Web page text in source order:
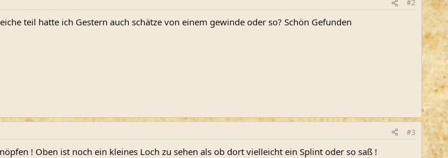
#2
teil hatte ich Gestern auch schätze von einem gewinde oder so? Schön Gefunden
#3
! Oben ist noch ein kleines Loch zu sehen als ob dort vielleicht ein Splint oder so saß !